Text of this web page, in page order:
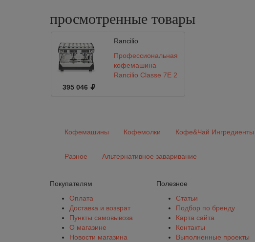
просмотренные товары
Rancilio
Профессиональная
кофемашина
Rancilio Classe 7E 2
395 046
Кофемашины Кофемолки Кофе&Чай Ингредиенты
Разное Альтернативное заваривание
Покупателям
Оплата
Доставка и возврат
Пункты самовывоза
О магазине
Новости магазина
Полезное
Статьи
Подбор по бренду
Карта сайта
Контакты
Выполненные проекты